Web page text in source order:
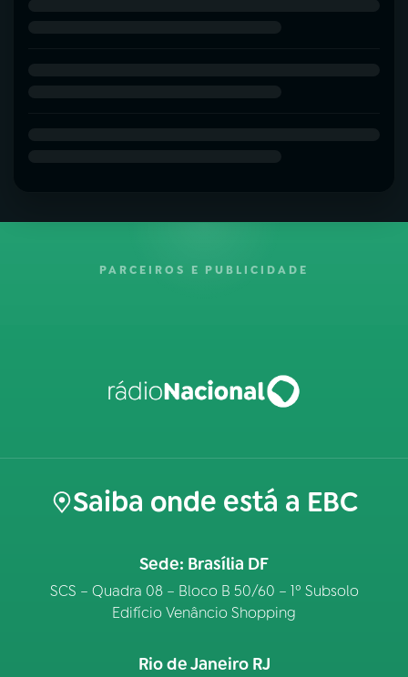
PARCEIROS E PUBLICIDADE
Saiba onde está a EBC
Sede: Brasília DF
SCS – Quadra 08 – Bloco B 50/60 – 1º Subsolo
Edifício Venâncio Shopping
Rio de Janeiro RJ